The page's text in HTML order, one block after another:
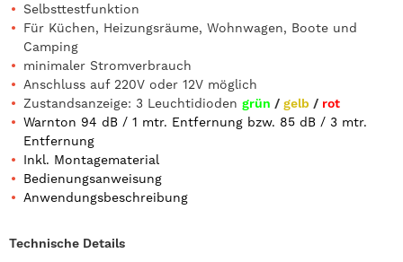
Selbsttestfunktion
Für Küchen, Heizungsräume, Wohnwagen, Boote und
Camping
minimaler Stromverbrauch
Anschluss auf 220V oder 12V möglich
Zustandsanzeige: 3 Leuchtidioden grün / gelb / rot
Warnton 94 dB / 1 mtr. Entfernung bzw. 85 dB / 3 mtr.
Entfernung
Inkl. Montagematerial
Bedienungsanweisung
Anwendungsbeschreibung
Technische Details